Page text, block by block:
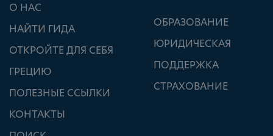
О НАС
НАЙТИ ГИДА
ОТКРОЙТЕ ДЛЯ СЕБЯ
ГРЕЦИЮ
ПОЛЕЗНЫЕ ССЫЛКИ
КОНТАКТЫ
ОБРАЗОВАНИЕ
ЮРИДИЧЕСКАЯ
ПОДДЕРЖКА
СТРАХОВАНИЕ